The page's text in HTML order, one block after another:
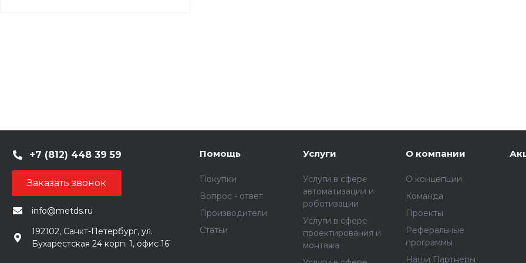
+7 (812) 448 39 59
Заказать звонок
info@metds.ru
192102, Санкт-Петербург, ул.
Бухарестская 24 корп. 1, офис 161
Помощь
Покупки
Вопрос - ответ
Производители
Статьи
Услуги
Услуги в сфере
автоматизации и
роботизации
Услуги в сфере
проектирования и
монтажа
О компании
О концепции
Команда
Проекты
Реферальные
программы
Наши Партнеры